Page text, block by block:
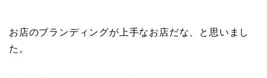
お店のブランディングが上手なお店だな、と思いまし
た。